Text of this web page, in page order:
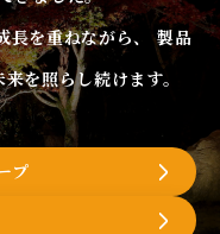
を重ねながら、 製品
を照らし続けます。
プ